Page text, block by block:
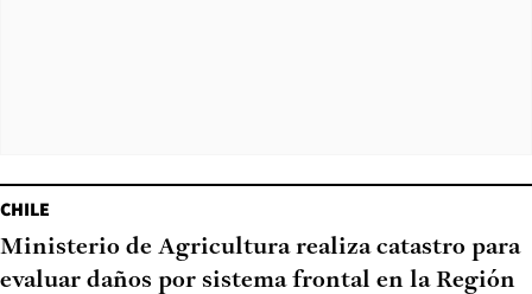
CHILE
Ministerio de Agricultura realiza catastro para
evaluar daños por sistema frontal en la Región